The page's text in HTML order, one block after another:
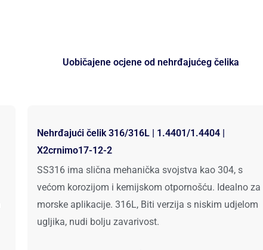
Uobičajene ocjene od nehrđajućeg čelika
Nehrđajući čelik 316/316L | 1.4401/1.4404 |
X2crnimo17-12-2
SS316 ima slična mehanička svojstva kao 304, s
većom korozijom i kemijskom otpornošću. Idealno za
morske aplikacije. 316L, Biti verzija s niskim udjelom
ugljika, nudi bolju zavarivost.